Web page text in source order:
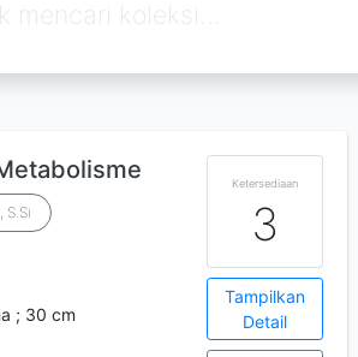
S.Si
; 30 cm
Ketersediaan
3
Tampilkan
Detail